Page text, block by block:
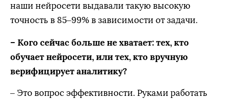
наши нейросети выдавали такую высокую
точность в 85–99% в зависимости от задачи.
– Кого сейчас больше не хватает: тех, кто
обучает нейросети, или тех, кто вручную
верифицирует аналитику?
– Это вопрос эффективности. Руками работать